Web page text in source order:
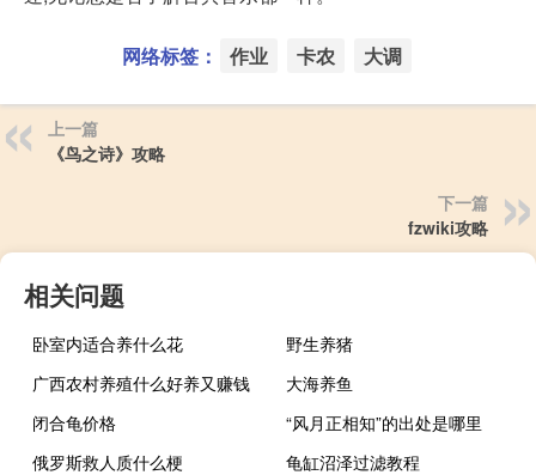
网络标签： 作业 卡农 大调
上一篇
《鸟之诗》攻略
下一篇
fzwiki攻略
相关问题
卧室内适合养什么花
野生养猪
广西农村养殖什么好养又赚钱
大海养鱼
闭合龟价格
“风月正相知”的出处是哪里
俄罗斯救人质什么梗
龟缸沼泽过滤教程